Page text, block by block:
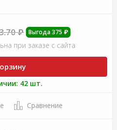
₽ Выгода 375 ₽
при заказе с сайта
42 шт.
Сравнение